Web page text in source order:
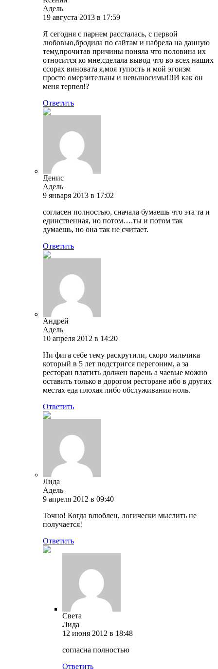
Адель
19 августа 2013 в 17:59
Я сегодня с парнем рассталась, с первой
любовью,бродила по сайтам и набрела на данную
тему,прочитав причины поняла что половина их
относится ко мне,сделала вывод что во всех наших
ссорах виновата я,моя тупость и мой эгоизм
просто омерзительны и невыносимы!!!И как он
меня терпел!?
Ответить
Денис
Адель
9 января 2013 в 17:02
согласен полностью, сначала бумаешь что эта та и
единственная, но потом….ты и потом так
думаешь, но она так не считает.
Ответить
Андрей
Адель
10 апреля 2012 в 14:20
Ни фига себе тему раскрутили, скоро мальчика
который в 5 лет подстригся перегоним, а за
ресторан платить должен парень а чаевые можно
оставить только в дорогом ресторане ибо в других
местах еда плохая либо обслуживания ноль.
Ответить
Лида
Адель
9 апреля 2012 в 09:40
Точно! Когда влюблен, логически мыслить не
получается!
Ответить
Света
Лида
12 июня 2012 в 18:48
согласна полностью
Ответить